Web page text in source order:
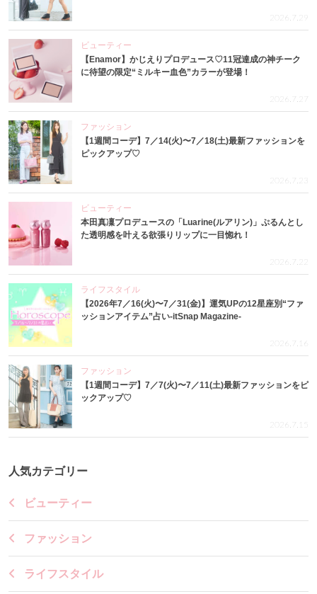
2026.7.29
ビューティー
【Enamor】かじえりプロデュース♡11冠達成の神チーク
に待望の限定“ミルキー血色”カラーが登場！
2026.7.27
ファッション
【1週間コーデ】7／14(火)〜7／18(土)最新ファッションを
ピックアップ♡
2026.7.23
ビューティー
本田真凜プロデュースの「Luarine(ルアリン)」ぷるんとし
た透明感を叶える欲張りリップに一目惚れ！
2026.7.22
ライフスタイル
【2026年7／16(火)〜7／31(金)】運気UPの12星座別“ファ
ッションアイテム”占い-itSnap Magazine-
2026.7.16
ファッション
【1週間コーデ】7／7(火)〜7／11(土)最新ファッションをピ
ックアップ♡
2026.7.15
人気カテゴリー
ビューティー
ファッション
ライフスタイル